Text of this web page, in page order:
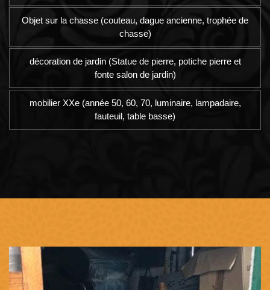
Objet sur la chasse (couteau, dague ancienne, trophée de
chasse)
décoration de jardin (Statue de pierre, potiche pierre et
fonte salon de jardin)
mobilier XXe (année 50, 60, 70, luminaire, lampadaire,
fauteuil, table basse)